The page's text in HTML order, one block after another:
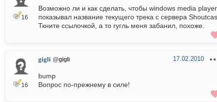
16
Возможно ли и как сделать, чтобы windows media player
показывал название текущего трека с сервера
Ткните ссылочкой, а то гугль меня забанил, похоже.
16
gigli @gigli 17.02.2010
bump
Вопрос по-прежнему в силе!